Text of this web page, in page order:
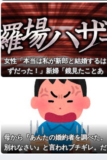
て、「２F(夫婦のエリア)には絶
対に上がらない」という約束を
したが、早速破って2Fに上が...
長男嫁が「お姉ちゃん助け
て」と電話してきた。バカトメ
が、雪の中うちの息子に会いに
来ようとしたらしく...
女「今の夫とは離婚する。次
はマジメで経済力のある男と結
婚したいな」私「幸せになって
ね！」→産科の授乳室で出会っ
た女性のその後が・・・
知人に誘われて公演見に行く
予定だったけど「元々行く予定
の人が行けるようになったから
ごめん」と連絡きた。なんだか
モヤモヤしてしまい...
園ママ「レシピ教えて！」私
「いいですよ」→自家製スポー
ツドリンクの作り方を教えた結
果、とんでもない騒動に発展し
女性「本当は私が新郎と結婚するは
ずだった！」新婦「鏡見たことあ
る？」→披露宴が一瞬で騒然となっ
て…
母から『あんたの婚約者を調べた。
別れなさい』と言われブチギレ。だ